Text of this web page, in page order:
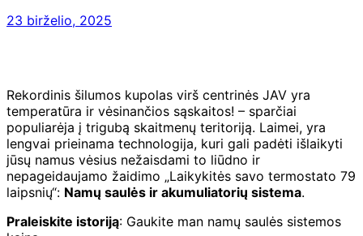
23 birželio, 2025
Rekordinis šilumos kupolas virš centrinės JAV yra
temperatūra ir vėsinančios sąskaitos! – sparčiai
populiarėja į trigubą skaitmenų teritoriją. Laimei, yra
lengvai prieinama technologija, kuri gali padėti išlaikyti
jūsų namus vėsius nežaisdami to liūdno ir
nepageidaujamo žaidimo „Laikykitės savo termostato 79
laipsnių“: Namų saulės ir akumuliatorių sistema.
Praleiskite istoriją: Gaukite man namų saulės sistemos